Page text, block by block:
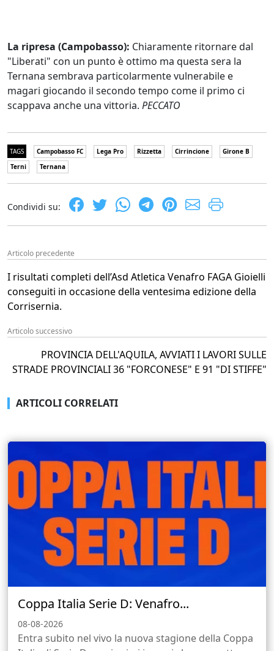
La ripresa (Campobasso): Chiaramente ritornare dal
"Liberati" con un punto è ottimo ma questa sera la
Ternana sembrava particolarmente vulnerabile e
magari giocando il secondo tempo come il primo ci
scappava anche una vittoria. PECCATO
TAGS Campobasso FC Lega Pro Rizzetta Cirrincione
Girone B
Terni
Ternana
Condividi su:
Articolo precedente
I risultati completi dell’Asd Atletica Venafro FAGA Gioielli
conseguiti in occasione della ventesima edizione della
Corrisernia.
Articolo successivo
PROVINCIA DELL'AQUILA, AVVIATI I LAVORI SULLE
STRADE PROVINCIALI 36 "FORCONESE" E 91 "DI STIFFE"
ARTICOLI CORRELATI
Coppa Italia Serie D: Venafro...
08-08-2026
Entra subito nel vivo la nuova stagione della Coppa